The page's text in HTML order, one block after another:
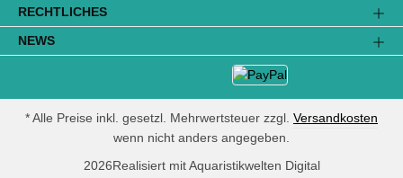
RECHTLICHES
NEWS
* Alle Preise inkl. gesetzl. Mehrwertsteuer zzgl. Versandkosten
wenn nicht anders angegeben.
2026Realisiert mit Aquaristikwelten Digital